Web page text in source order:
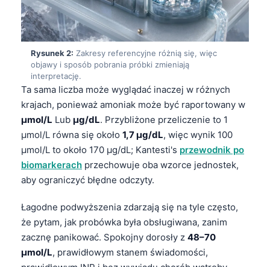
Rysunek 2: Zakresy referencyjne różnią się, więc
objawy i sposób pobrania próbki zmieniają
interpretację.
Ta sama liczba może wyglądać inaczej w różnych
krajach, ponieważ amoniak może być raportowany w
µmol/L Lub µg/dL. Przybliżone przeliczenie to 1
µmol/L równa się około 1,7 µg/dL, więc wynik 100
µmol/L to około 170 µg/dL; Kantesti's przewodnik po
biomarkerach przechowuje oba wzorce jednostek,
aby ograniczyć błędne odczyty.
Łagodne podwyższenia zdarzają się na tyle często,
że pytam, jak probówka była obsługiwana, zanim
zacznę panikować. Spokojny dorosły z 48–70
µmol/L, prawidłowym stanem świadomości,